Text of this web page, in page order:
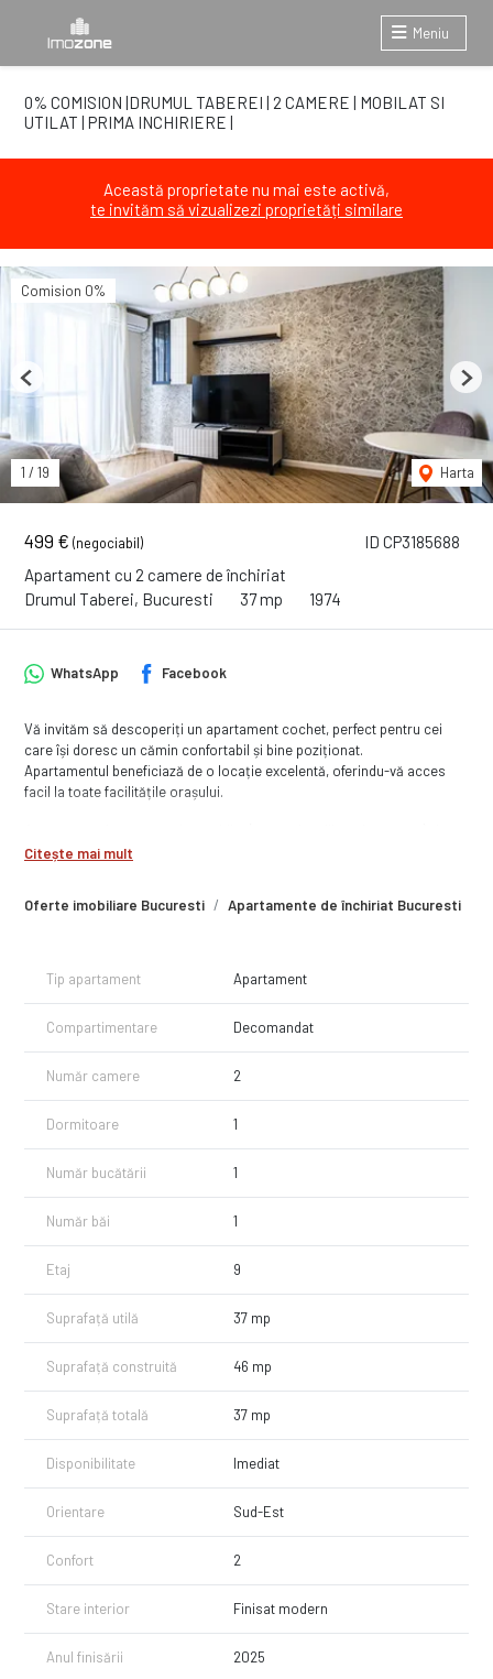
Meniu
0% COMISION |DRUMUL TABEREI | 2 CAMERE | MOBILAT SI
UTILAT | PRIMA INCHIRIERE |
Această proprietate nu mai este activă,
te invităm să vizualizezi proprietăți similare
ID CP3185688
499 € (negociabil)
Apartament cu 2 camere de închiriat
Drumul Taberei, Bucuresti
37 mp 1974
Comision 0%
1 / 19 Harta
Previous Next
Oferte imobiliare Bucuresti Apartamente de închiriat Bucuresti
WhatsApp Facebook
Vă invităm să descoperiți un apartament cochet, perfect pentru cei
care își doresc un cămin confortabil și bine poziționat.
Apartamentul beneficiază de o locație excelentă, oferindu-vă acces
facil la toate facilitățile orașului.
utilată, fiind pregătită pentru a vă oferi confortul dorit încă din prima zi.
statii S.T.B: troleibuze 69 si 93; autobuze: 138, 168, 221, 232, 322, 368 -
Drumul Taberei, Mall Plaza, Colegiul Național ”Elena Cuza”
Nu ratați ocazia de a vă muta într-o locuinta confortabila si bine
PRET: 499euro / 1 LUNA AVANS + 1 LUNI GARANTIE. COMISION 0% !
PROPRIETATEA SE POATE INCHIRIA IMEDIAT !!!
Pentru detalii suplimentare si vizionari, va stau la dispozitie telefonic.
0742.400.300
Citește mai mult
Tip apartament Apartament
Compartimentare Decomandat
Număr camere 2
Dormitoare 1
Număr bucătării 1
Număr băi 1
Etaj 9
Suprafață utilă 37 mp
Suprafață construită 46 mp
Suprafață totală 37 mp
Disponibilitate Imediat
Orientare Sud-Est
Confort 2
Stare interior Finisat modern
Anul finisării 2025